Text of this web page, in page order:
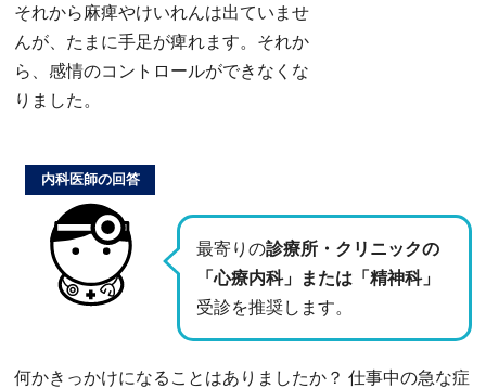
それから麻痺やけいれんは出ていませ
んが、たまに手足が痺れます。それか
ら、感情のコントロールができなくな
りました。
最寄りの診療所・クリニックの
「心療内科」または「精神科」
受診を推奨します。
内科医師の回答
何かきっかけになることはありましたか？ 仕事中の急な症